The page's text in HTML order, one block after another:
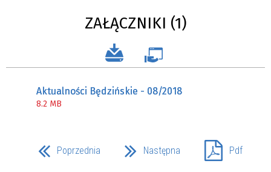
ZAŁĄCZNIKI (1)
Aktualności Będzińskie - 08/2018
8.2 MB
Poprzednia Następna Pdf